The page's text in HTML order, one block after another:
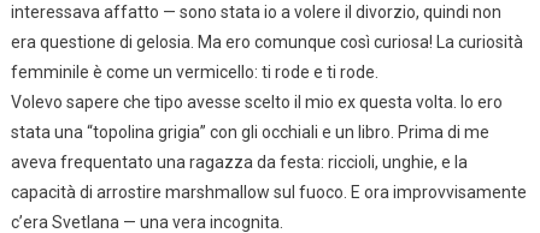
interessava affatto — sono stata io a volere il divorzio, quindi non
era questione di gelosia. Ma ero comunque così curiosa! La curiosità
femminile è come un vermicello: ti rode e ti rode.
Volevo sapere che tipo avesse scelto il mio ex questa volta. Io ero
stata una “topolina grigia” con gli occhiali e un libro. Prima di me
aveva frequentato una ragazza da festa: riccioli, unghie, e la
capacità di arrostire marshmallow sul fuoco. E ora improvvisamente
c’era Svetlana — una vera incognita.